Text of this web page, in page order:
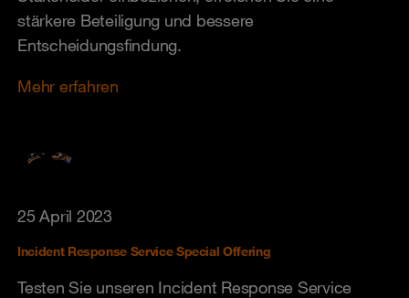
stärkere Beteiligung und bessere
Entscheidungsfindung.
Mehr erfahren
25 April 2023
Incident Response Service Special Offering
Testen Sie unseren Incident Response Service